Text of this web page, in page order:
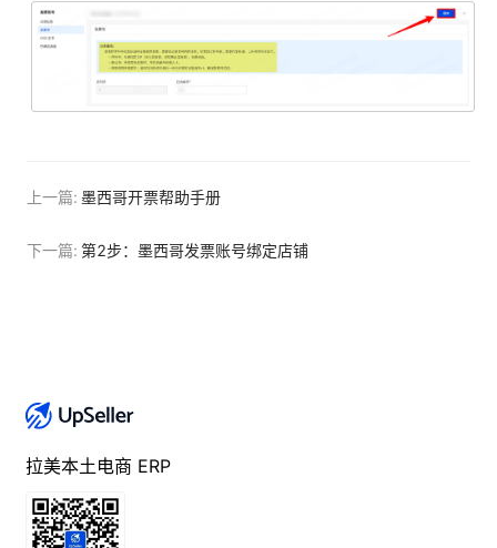
上一篇: 墨西哥开票帮助手册
下一篇: 第2步：墨西哥发票账号绑定店铺
拉美本土电商 ERP